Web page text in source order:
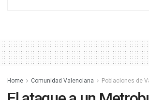
Home Comunidad Valenciana Poblaciones de